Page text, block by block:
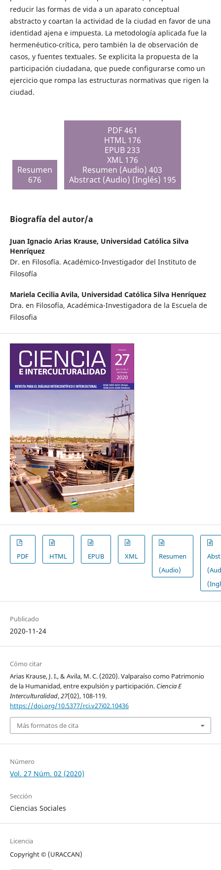
reducir las formas de vida a un aparato conceptual
abstracto y coartan la actividad de la ciudad en favor de una
identidad ajena e impuesta. La metodología aplicada fue la
hermenéutico-crítica, pero también la de observación de
casos, y fuentes textuales. Se explicita la propuesta de la
participación ciudadana, que puede configurarse como un
ejercicio que rompa las estructuras normativas que rigen la
ciudad.
Resumen
676
PDF 461
HTML 176
EPUB 233
XML 176
Resumen (Audio) 403
Abstract (Audio) (Inglés) 195
Biografía del autor/a
Juan Ignacio Arias Krause, Universidad Católica Silva
Henríquez
Dr. en Filosofía. Académico-Investigador del Instituto de
Filosofía
Mariela Cecilia Avila, Universidad Católica Silva Henríquez
Dra. en Filosofía, Académica-Investigadora de la Escuela de
Filosofia
PDF HTML EPUB XML
Resumen
(Audio)
Publicado
2020-11-24
Cómo citar
Arias Krause, J. I., & Avila, M. C. (2020). Valparaíso como Patrimonio
de la Humanidad, entre expulsión y participación. Ciencia E
Interculturalidad,27(02), 108-119.
https://doi.org/10.5377/rci.v27i02.10436
Más formatos de cita
Número
Vol. 27 Núm. 02 (2020)
Sección
Ciencias Sociales
Licencia
Copyright © (URACCAN)